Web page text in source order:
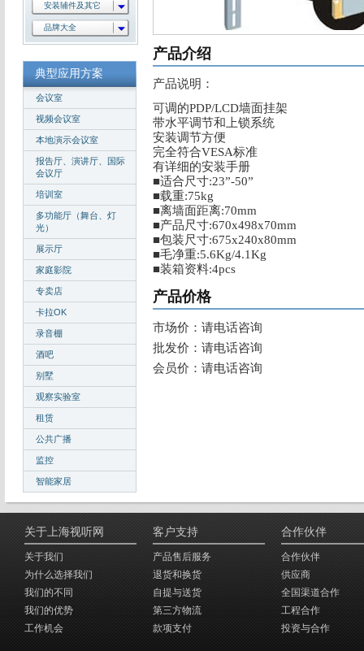
产品介绍
产品说明：
可调的PDP/LCD墙面挂架
带水平调节和上锁系统
安装调节方便
完全符合VESA标准
有详细的安装手册
■适合尺寸:23”-50”
■载重:75kg
■离墙面距离:70mm
■产品尺寸:670x498x70mm
■包装尺寸:675x240x80mm
■毛净重:5.6Kg/4.1Kg
■装箱资料:4pcs
产品价格
市场价：请电话咨询
批发价：请电话咨询
会员价：请电话咨询
安装辅件及其它
品牌大全
典型应用方案
会议室
视频会议室
本地演示会议室
报告厅、演讲厅、国际
会议厅
培训室
多功能厅（舞台、灯
光）
展示厅
家庭影院
专卖店
卡拉OK
录音棚
酒吧
别墅
观察实验室
租赁
公共广播
监控
智能家居
关于上海视听网
关于我们
为什么选择我们
我们的不同
我们的优势
工作机会
客户支持
产品售后服务
退货和换货
自提与送货
第三方物流
款项支付
合作伙伴
合作伙伴
供应商
全国渠道合作
工程合作
投资与合作